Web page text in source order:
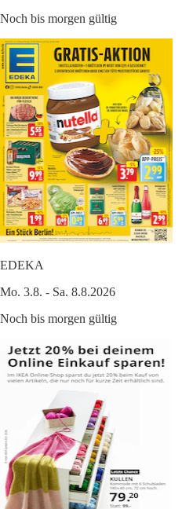
Noch bis morgen gültig
EDEKA
Mo. 3.8. - Sa. 8.8.2026
Noch bis morgen gültig